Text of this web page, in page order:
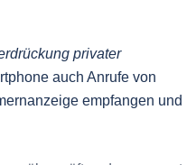
privater
auch Anrufe von
empfangen und